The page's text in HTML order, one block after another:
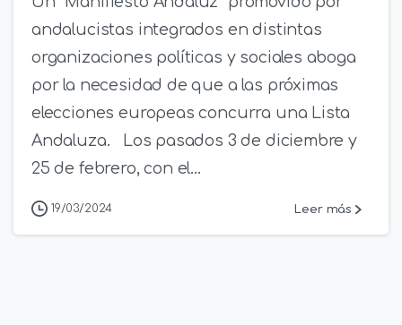
andalucistas integrados en distintas
organizaciones políticas y sociales aboga
por la necesidad de que a las próximas
elecciones europeas concurra una Lista
Andaluza. Los pasados 3 de diciembre y
25 de febrero, con el...
19/03/2024 Leer más